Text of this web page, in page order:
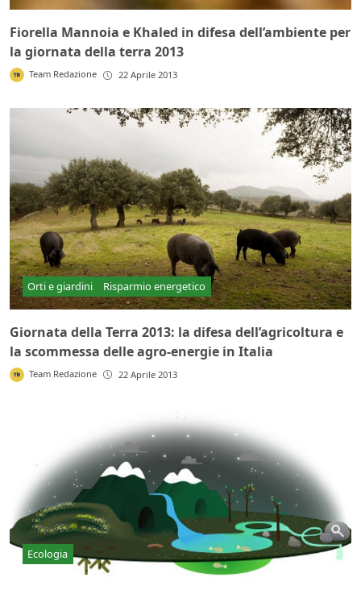
Fiorella Mannoia e Khaled in difesa dell’ambiente per
la giornata della terra 2013
Team Redazione 22 Aprile 2013
Orti e giardini Risparmio energetico
Giornata della Terra 2013: la difesa dell’agricoltura e
la scommessa delle agro-energie in Italia
Team Redazione 22 Aprile 2013
Ecologia